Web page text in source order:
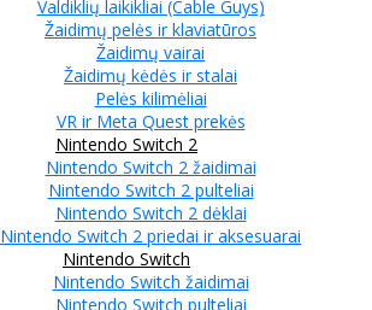
Valdiklių laikikliai (Cable Guys)
Žaidimų pelės ir klaviatūros
Žaidimų vairai
Žaidimų kėdės ir stalai
Pelės kilimėliai
VR ir Meta Quest prekės
Nintendo Switch 2
Nintendo Switch 2 žaidimai
Nintendo Switch 2 pulteliai
Nintendo Switch 2 dėklai
Nintendo Switch 2 priedai ir aksesuarai
Nintendo Switch
Nintendo Switch žaidimai
Nintendo Switch pulteliai